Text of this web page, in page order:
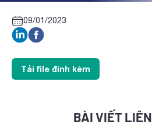
09/01/2023
Tải file đính kèm
BÀI VIẾT